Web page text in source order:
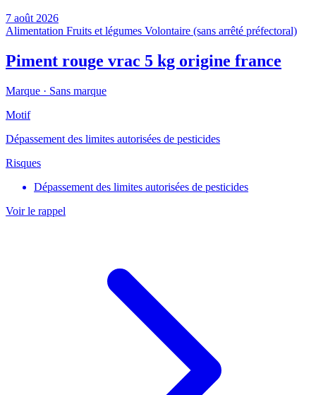
7 août 2026
Alimentation Fruits et légumes Volontaire (sans arrêté préfectoral)
Piment rouge vrac 5 kg origine france
Marque · Sans marque
Motif
Dépassement des limites autorisées de pesticides
Risques
Dépassement des limites autorisées de pesticides
Voir le rappel